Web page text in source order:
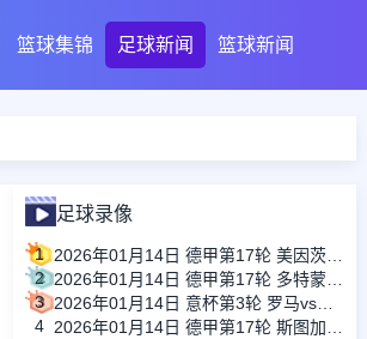
篮球集锦 足球新闻 篮球新闻
足球录像
1
2
3
4